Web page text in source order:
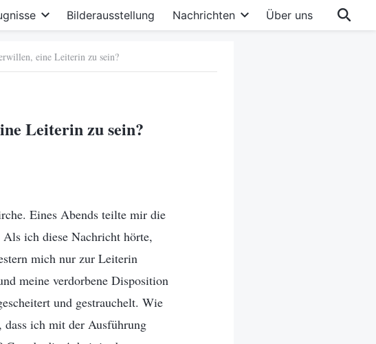
Bilderausstellung Nachrichten Über uns
eine Leiterin zu sein?
Leiterin zu sein?
Eines Abends teilte mir die
ich diese Nachricht hörte,
mich nur zur Leiterin
meine verdorbene Disposition
und gestrauchelt. Wie
ich mit der Ausführung